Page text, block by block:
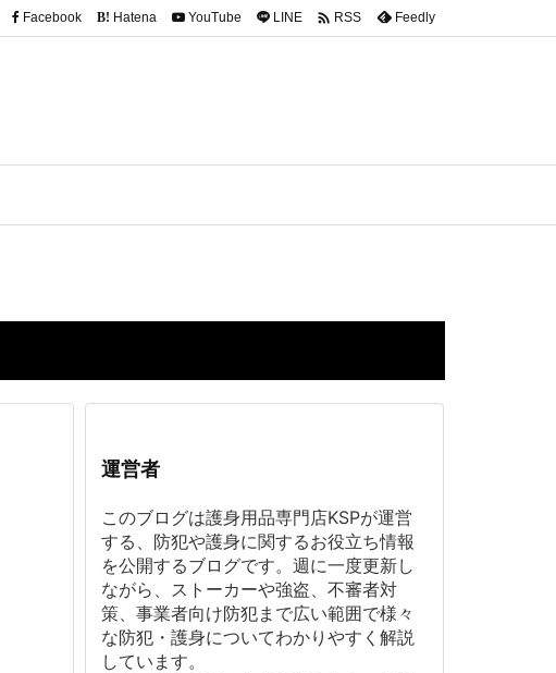
Facebook B! Hatena YouTube LINE  RSS Feedly
運営者
このブログは護身用品専門店KSPが運営
する、防犯や護身に関するお役立ち情報
を公開するブログです。週に一度更新し
ながら、ストーカーや強盗、不審者対
策、事業者向け防犯まで広い範囲で様々
な防犯・護身についてわかりやすく解説
しています。